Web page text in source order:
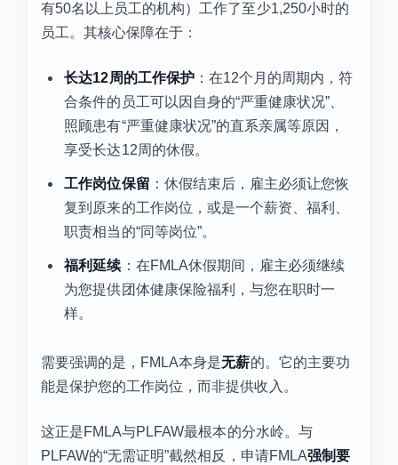
有50名以上员工的机构）工作了至少1,250小时的
员工。其核心保障在于：
长达12周的工作保护：在12个月的周期内，符
合条件的员工可以因自身的“严重健康状况”、
照顾患有“严重健康状况”的直系亲属等原因，
享受长达12周的休假。
工作岗位保留 ：休假结束后，雇主必须让您恢
复到原来的工作岗位，或是一个薪资、福利、
职责相当的“同等岗位”。
福利延续 ：在FMLA休假期间，雇主必须继续
为您提供团体健康保险福利，与您在职时一
样。
需要强调的是，FMLA本身是无薪的。它的主要功
能是保护您的工作岗位，而非提供收入。
这正是FMLA与PLFAW最根本的分水岭。与
PLFAW的“无需证明”截然相反，申请FMLA强制要